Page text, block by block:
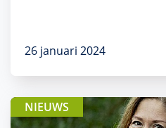
26 januari 2024
NIEUWS